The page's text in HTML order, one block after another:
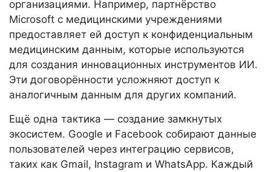
организациями. Например, партнёрство
Microsoft с медицинскими учреждениями
предоставляет ей доступ к конфиденциальным
медицинским данным, которые используются
для создания инновационных инструментов ИИ.
Эти договорённости усложняют доступ к
аналогичным данным для других компаний.
Ещё одна тактика — создание замкнутых
экосистем. Google и Facebook собирают данные
пользователей через интеграцию сервисов,
таких как Gmail, Instagram и WhatsApp. Каждый